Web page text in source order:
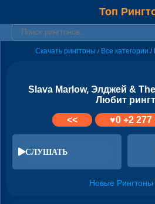
Топ
Скачать рингтоны / Все категории /
Slava Marlow, Элджей &
Любит
<<
♥0 +2 277
СЛУШАТЬ
Новые Рингтоны